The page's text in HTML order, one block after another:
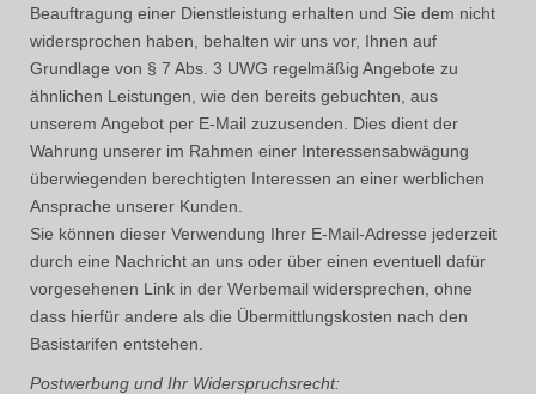
Beauftragung einer Dienstleistung erhalten und Sie dem nicht
widersprochen haben, behalten wir uns vor, Ihnen auf
Grundlage von § 7 Abs. 3 UWG regelmäßig Angebote zu
ähnlichen Leistungen, wie den bereits gebuchten, aus
unserem Angebot per E-Mail zuzusenden. Dies dient der
Wahrung unserer im Rahmen einer Interessensabwägung
überwiegenden berechtigten Interessen an einer werblichen
Ansprache unserer Kunden.
Sie können dieser Verwendung Ihrer E-Mail-Adresse jederzeit
durch eine Nachricht an uns oder über einen eventuell dafür
vorgesehenen Link in der Werbemail widersprechen, ohne
dass hierfür andere als die Übermittlungskosten nach den
Basistarifen entstehen.
Postwerbung und Ihr Widerspruchsrecht: